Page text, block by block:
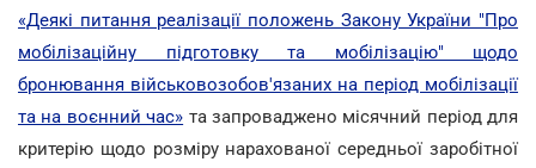
«Деякі питання реалізації положень Закону України "Про
мобілізаційну підготовку та мобілізацію" щодо
бронювання військовозобов'язаних на період мобілізації
та на воєнний час» та запроваджено місячний період для
критерію щодо розміру нарахованої середньої заробітної